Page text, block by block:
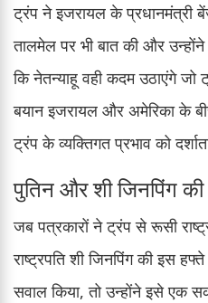
ट्रंप ने इजरायल के प्रधानमंत्री
तालमेल पर भी बात की और
कि नेतन्याहू वही कदम उठाएंगे
बयान इजरायल और अमेरिका के
ट्रंप के व्यक्तिगत प्रभाव को
पुतिन और शी जिनपिंग की
जब पत्रकारों ने ट्रंप से रूसी
राष्ट्रपति शी जिनपिंग की इस
सवाल किया, तो उन्होंने इसे एक